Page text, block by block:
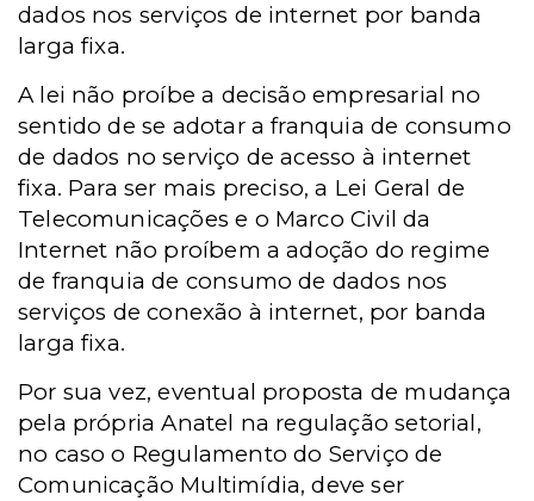
dados nos serviços de internet por banda
larga fixa.
A lei não proíbe a decisão empresarial no
sentido de se adotar a franquia de consumo
de dados no serviço de acesso à internet
fixa. Para ser mais preciso, a Lei Geral de
Telecomunicações e o Marco Civil da
Internet não proíbem a adoção do regime
de franquia de consumo de dados nos
serviços de conexão à internet, por banda
larga fixa.
Por sua vez, eventual proposta de mudança
pela própria Anatel na regulação setorial,
no caso o Regulamento do Serviço de
Comunicação Multimídia, deve ser